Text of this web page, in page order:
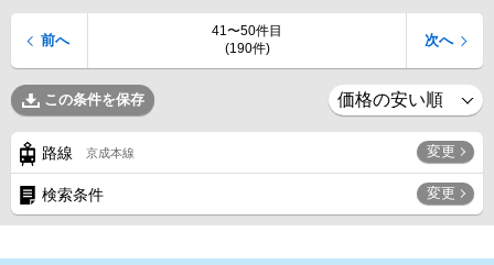
41〜50件目
(190件)
前へ 次へ
この条件を保存
路線 京成本線 変更
検索条件 変更